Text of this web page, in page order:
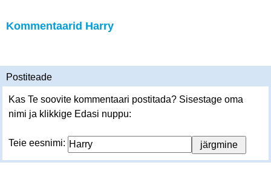
Kommentaarid Harry
Postiteade
Kas Te soovite kommentaari postitada? Sisestage oma
nimi ja klikkige Edasi nuppu:
Teie eesnimi: